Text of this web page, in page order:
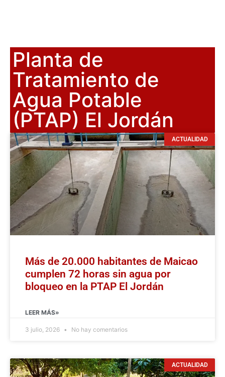
Planta de
Tratamiento de
Agua Potable
(PTAP) El Jordán
ACTUALIDAD
Más de 20.000 habitantes de Maicao
cumplen 72 horas sin agua por
bloqueo en la PTAP El Jordán
LEER MÁS»
3 julio, 2026 No hay comentarios
ACTUALIDAD